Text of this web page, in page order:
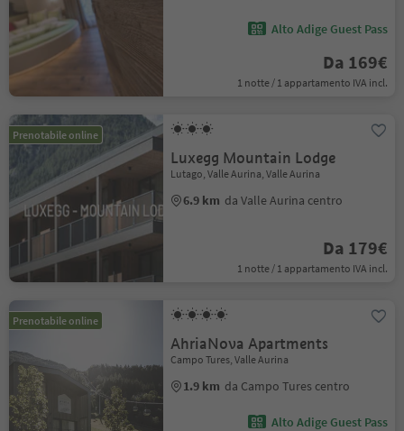
Alto Adige Guest Pass
Da 169€
1 notte / 1 appartamento IVA incl.
Prenotabile online
Luxegg Mountain Lodge
Lutago, Valle Aurina, Valle Aurina
6.9 km da Valle Aurina centro
Da 179€
1 notte / 1 appartamento IVA incl.
Prenotabile online
AhriaNova Apartments
Campo Tures, Valle Aurina
1.9 km da Campo Tures centro
Alto Adige Guest Pass